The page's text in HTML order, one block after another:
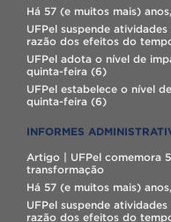
Há 57 (e muitos mais)
UFPel suspende
razão dos efeitos do
UFPel adota o nível de
quinta-feira (6)
UFPel estabelece o nível
quinta-feira (6)
INFORMES
Artigo | UFPel comemora
transformação
Há 57 (e muitos mais)
UFPel suspende
razão dos efeitos do